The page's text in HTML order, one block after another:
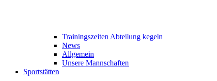
Trainingszeiten Abteilung kegeln
News
Allgemein
Unsere Mannschaften
Sportstätten